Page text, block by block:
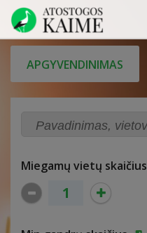
APGYVENDINIMAS
Miegamų vietų skaičius